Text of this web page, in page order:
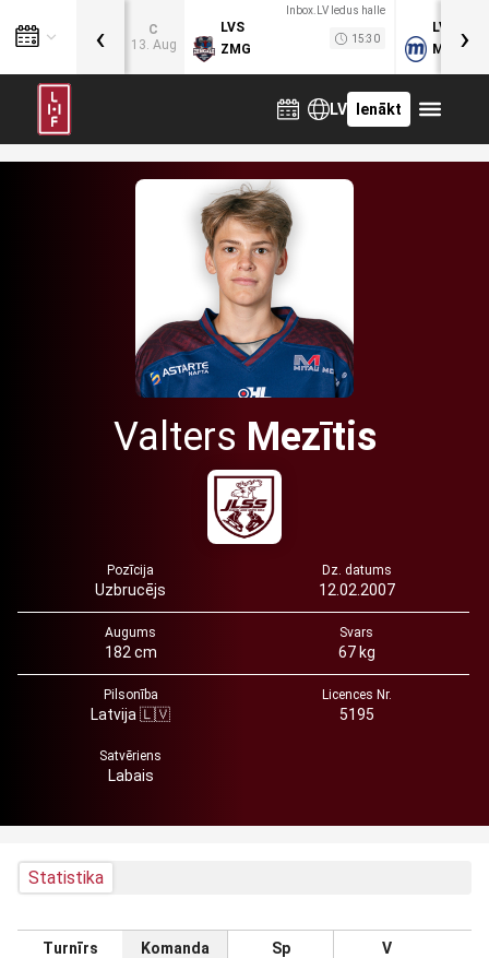
C
13. Aug
Inbox.LV ledus halle
LVS
ZMG
15:30
LVB
MOG
‹ ›
LV Ienākt
Valters Mezītis
Pozīcija
Uzbrucējs
Dz. datums
12.02.2007
Augums
182 cm
Svars
67 kg
Pilsonība
Latvija 🇱🇻
Licences Nr.
5195
Satvēriens
Labais
Statistika
Turnīrs Komanda Sp V